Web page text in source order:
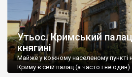
Утьос. Кримський палац
княгині
Майже у кожному населеному пункті
Криму є свій палац (а часто і не один).